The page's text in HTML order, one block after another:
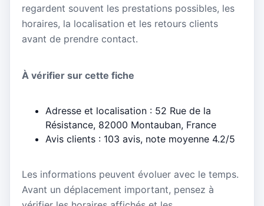
regardent souvent les prestations possibles, les
horaires, la localisation et les retours clients
avant de prendre contact.
À vérifier sur cette fiche
Adresse et localisation : 52 Rue de la
Résistance, 82000 Montauban, France
Avis clients : 103 avis, note moyenne 4.2/5
Les informations peuvent évoluer avec le temps.
Avant un déplacement important, pensez à